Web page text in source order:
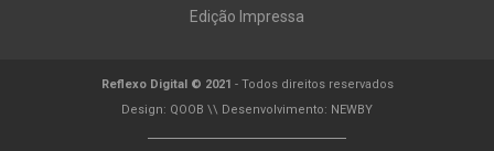
Edição Impressa
Reflexo Digital © 2021 - Todos direitos reservados
Design: QOOB \\ Desenvolvimento: NEWBY